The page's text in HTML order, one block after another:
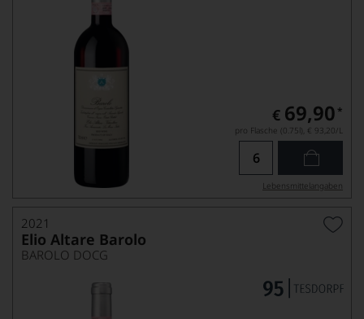
€ 69,90 *
pro Flasche (0.75l), € 93,20/L
Lebensmittel­angaben
2021
Elio Altare Barolo
BAROLO DOCG